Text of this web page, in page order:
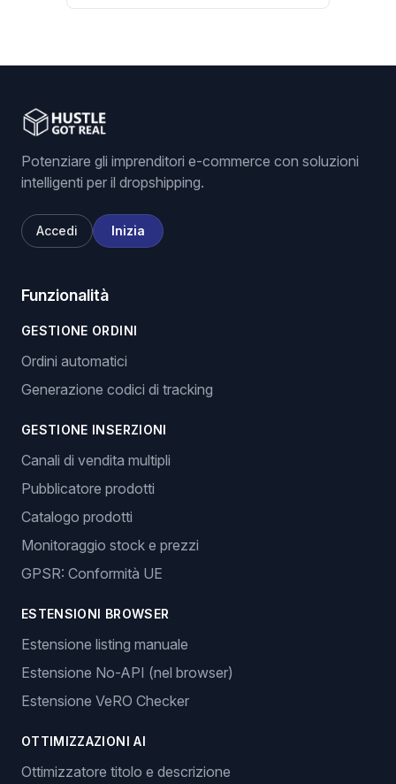
Potenziare gli imprenditori e-commerce con soluzioni
intelligenti per il dropshipping.
Accedi Inizia
Funzionalità
GESTIONE ORDINI
Ordini automatici
Generazione codici di tracking
GESTIONE INSERZIONI
Canali di vendita multipli
Pubblicatore prodotti
Catalogo prodotti
Monitoraggio stock e prezzi
GPSR: Conformità UE
ESTENSIONI BROWSER
Estensione listing manuale
Estensione No-API (nel browser)
Estensione VeRO Checker
OTTIMIZZAZIONI AI
Ottimizzatore titolo e descrizione